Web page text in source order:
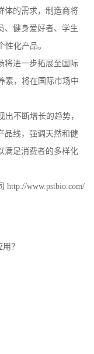
体的需求，制造商将
、健身爱好者、学生
性化产品。
将进一步拓展至国际
素，将在国际市场中
不断增长的趋势，
品线，强调天然和健
满足消费者的多样化
http://www.pstbio.com/
？